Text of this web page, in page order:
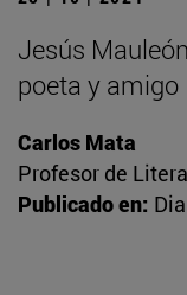
Jesús
poeta y amigo
Carlos Mata
Profesor de
Publicado en: